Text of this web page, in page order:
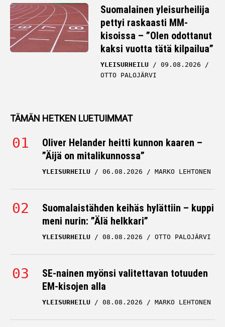
Suomalainen yleisurheilija
pettyi raskaasti MM-
kisoissa – ”Olen odottanut
kaksi vuotta tätä kilpailua”
YLEISURHEILU
09.08.2026
OTTO PALOJÄRVI
TÄMÄN HETKEN LUETUIMMAT
Oliver Helander heitti kunnon kaaren –
”Äijä on mitalikunnossa”
YLEISURHEILU 06.08.2026 MARKO LEHTONEN
Suomalaistähden keihäs hylättiin – kuppi
meni nurin: ”Älä helkkari”
YLEISURHEILU 08.08.2026 OTTO PALOJÄRVI
SE-nainen myönsi valitettavan totuuden
EM-kisojen alla
YLEISURHEILU 08.08.2026 MARKO LEHTONEN